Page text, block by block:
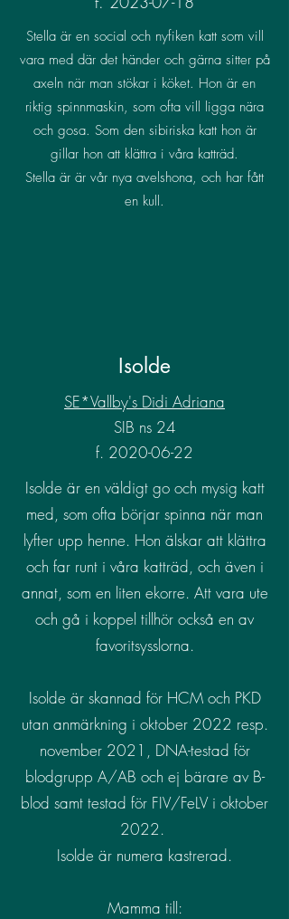
Stella är en social och nyfiken katt som vill
vara med där det händer och gärna sitter på
axeln när man stökar i köket. Hon är en
riktig spinnmaskin, som ofta vill ligga nära
och gosa. Som den sibiriska katt hon är
gillar hon att klättra i våra katträd.
Stella är är vår nya avelshona, och har fått
en kull.
Isolde
SE*Vallby's Didi Adriana
SIB ns 24
f. 2020-06-22
Isolde är en väldigt go och mysig katt
med, som ofta börjar spinna när man
lyfter upp henne. Hon älskar att klättra
och far runt i våra katträd, och även i
annat, som en liten ekorre. Att vara ute
och gå i koppel tillhör också en av
favoritsysslorna.
Isolde är skannad för HCM och PKD
utan anmärkning i oktober 2022 resp.
november 2021, DNA-testad för
blodgrupp A/AB och ej bärare av B-
blod samt testad för FIV/FeLV i oktober
2022.
Isolde är numera kastrerad.
Mamma till: